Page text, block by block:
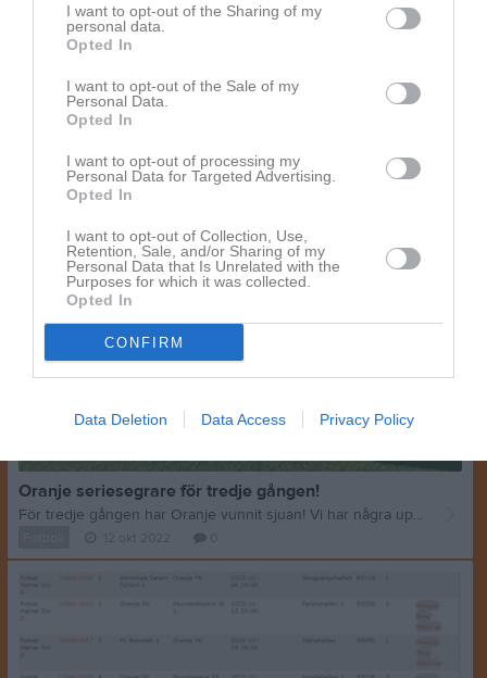
I want to opt-out of the Sharing of my
personal data.
Opted In
I want to opt-out of the Sale of my
Personal Data.
Opted In
I want to opt-out of processing my
Personal Data for Targeted Advertising.
Opted In
I want to opt-out of Collection, Use,
Retention, Sale, and/or Sharing of my
Personal Data that Is Unrelated with the
Purposes for which it was collected.
Opted In
CONFIRM
Data Deletion Data Access Privacy Policy
Igår kväll var det äntligen dags för seriepremiär för återstartade Oranje Futsal i futsalens division 2, efter tre säsongers frånvaro. Vi mötte Rönninge-Salem, som vi slog med uddamålet i en träningsmatch i oktober, men som precis som vi blickar uppåt i seriesystemet. Skådeplatsen blev Skogsängshallen i Rönninge, söndag kväll efter mörkrets inbrott. Vi hade en del skador och resor på några duktiga spelare, men vi fick ihop en 12 man stark trupp till kvällens bortamatch – Niclas i mål, två startfyror och tre spelare som började på bänken. Redan från start såg man att motståndarna förstärkt sedan när vi mötte dem i oktober och det visade sig också direkt. Bra fysik och tempo präglade deras inledning och vi kom inte igång som vi vill fullt ut. Jämn match spelmässigt, men de gulklädda lyckades göra både 1-0 och 2-0. Då vaknade vi till och Marcelo gjorde ett väldigt fint och fartfyllt mål via vägg med Emil (väl?). Strax efteråt bombade Stephan in en vänsterslägga i bortre gaveln på en inspark från sidan och det var kvitterat och vi kändes också mer igång nu. 2-2 höll sig till halvtid och efter ett bra snack tog vi kommandot i andra och gjorde 3-2 rätt tidigt genom en riktig bomb av Oliver (
Fotboll 7 nov 2022
Oranje seriesegrare för tredje gången!
För tredje gången har Oranje vunnit sjuan! Vi har några uppflyttningar utöver det, men just serieseger har det "bara" blivit vid tre tillfällen. Denna gång har vi lett serien nästan hela säsongen, men det är alltid nervöst tills det är klart ändå. Nu är målet att etablera sig på en högre nivå på riktigt och fortsätta resan uppåt. Hup Oranje!!